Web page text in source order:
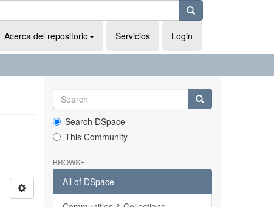
Acerca del repositorio Servicios Login
Search DSpace
This Community
BROWSE
All of DSpace